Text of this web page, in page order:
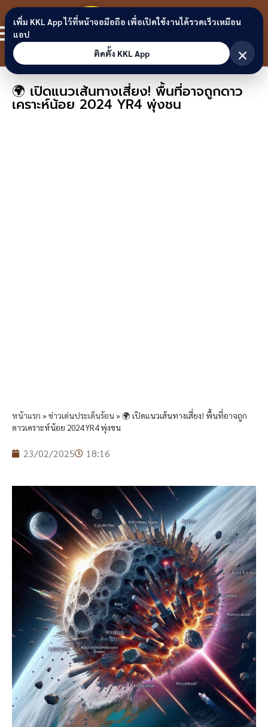
Skip to content
ขอนแก่น
ลิงก์
🌍 เปิดแนวเส้นทางเสี่ยง! พื้นที่อาจถูกดาว
เคราะห์น้อย 2024 YR4 พุ่งชน
หน้าแรก »ข่าวเด่นประเด็นร้อน»🌍 เปิดแนวเส้นทางเสี่ยง! พื้นที่อาจถูก
ดาวเคราะห์น้อย 2024 YR4 พุ่งชน
23/02/2025 18:16
เพิ่ม KKL App ไว้ที่หน้าจอมือถือ เพื่อเปิดใช้งานได้รวดเร็วเหมือน
แอป
ติดตั้ง KKL App
×